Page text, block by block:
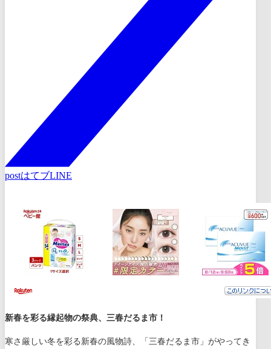
postはてブLINE
新春を彩る縁起物の祭典、三春だるま市！
寒さ厳しい冬を彩る新春の風物詩、「三春だるま市」がやってき